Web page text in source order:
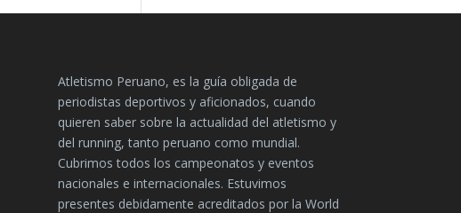
Atletismo Peruano, es la guía obligada de
periodistas deportivos y aficionados, cuando
quieren saber sobre la actualidad del atletismo y
del running, tanto peruano como mundial.
Cubrimos todos los campeonatos y eventos
nacionales e internacionales. Estuvimos
presentes debidamente acreditados por la World